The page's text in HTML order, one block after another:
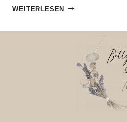
WEITERLESEN HOCHZEITSFOTOS
BOOTSHAUS
NÜRNBERG